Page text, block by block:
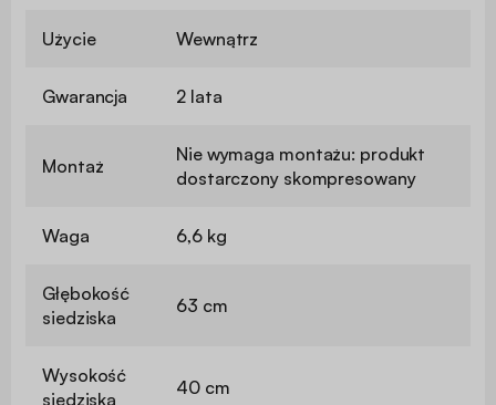
Użycie Wewnątrz
Gwarancja 2 lata
Montaż
Nie wymaga montażu: produkt
dostarczony skompresowany
Waga 6,6 kg
Głębokość
siedziska
63 cm
Wysokość
siedziska
40 cm